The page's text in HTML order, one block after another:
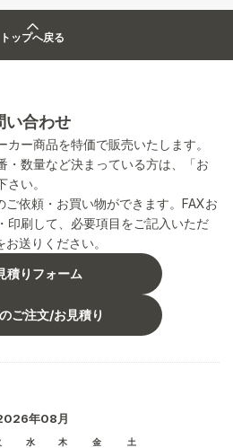
トップへ戻る
い合わせ
ー商品を特価で販売いたします。
・数量など決まっている方は、「お
い。
ご依頼・お買い物ができます。FAXお
印刷して、必要項目をご記入いただ
送りください。
積りフォーム
ご注文/お見積り
年08月
水 木 金 土